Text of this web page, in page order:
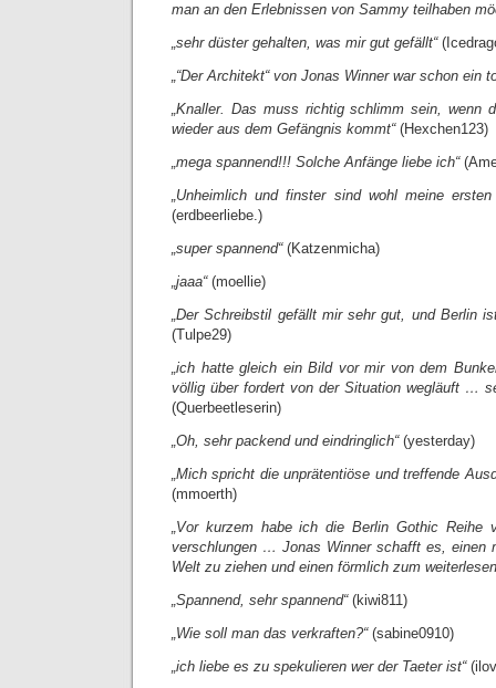
man an den Erlebnissen von Sammy teilhaben
„sehr düster gehalten, was mir gut gefällt“
„“Der Architekt“ von Jonas Winner war schon ein
„Knaller. Das muss richtig schlimm sein, wenn
wieder aus dem Gefängnis kommt“(Hexchen123)
„mega spannend!!! Solche Anfänge liebe ich“
„Unheimlich und finster sind wohl meine
(erdbeerliebe.)
„super spannend“(Katzenmicha)
„jaaa“(moellie)
„Der Schreibstil gefällt mir sehr gut, und Berlin
(Tulpe29)
„ich hatte gleich ein Bild vor mir von dem
völlig über fordert von der Situation wegläuft …
(Querbeetleserin)
„Oh, sehr packend und eindringlich“(yesterday)
„Mich spricht die unprätentiöse und treffende
(mmoerth)
„Vor kurzem habe ich die Berlin Gothic Reihe
verschlungen … Jonas Winner schafft es, einen
Welt zu ziehen und einen förmlich zum
„Spannend, sehr spannend“(kiwi811)
„Wie soll man das verkraften?“(sabine0910)
„ich liebe es zu spekulieren wer der Taeter ist“